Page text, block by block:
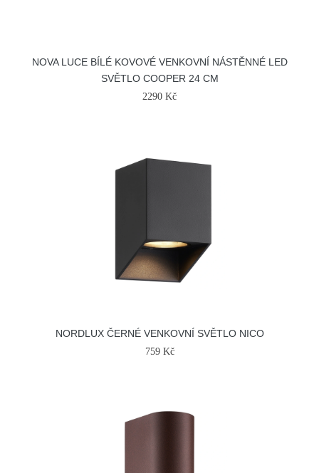
NOVA LUCE BÍLÉ KOVOVÉ VENKOVNÍ NÁSTĚNNÉ LED
SVĚTLO COOPER 24 CM
2290 Kč
NORDLUX ČERNÉ VENKOVNÍ SVĚTLO NICO
759 Kč